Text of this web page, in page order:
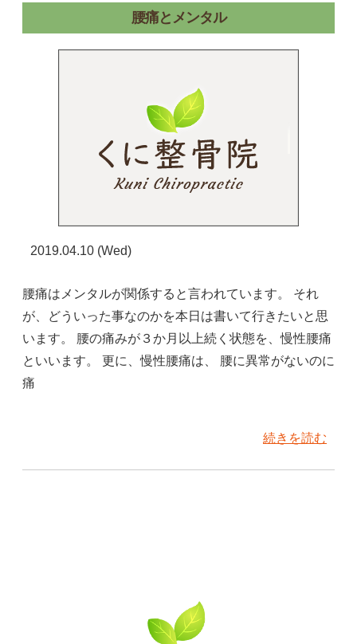
腰痛とメンタル
2019.04.10 (Wed)
腰痛はメンタルが関係すると言われています。 それ
が、どういった事なのかを本日は書いて行きたいと思
います。 腰の痛みが３か月以上続く状態を、慢性腰痛
といいます。 更に、慢性腰痛は、 腰に異常がないのに
痛
続きを読む